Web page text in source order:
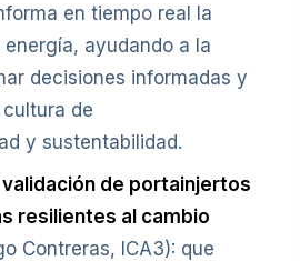
en tiempo real la
ayudando a la
decisiones informadas y
de
y sustentabilidad.
de portainjertos
resilientes al cambio
Contreras, ICA3): que